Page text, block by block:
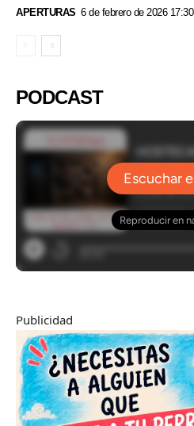
APERTURAS 6 de febrero de 2026 17:30
PODCAST
Publicidad